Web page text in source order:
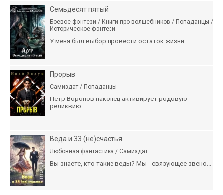
Семьдесят пятый
Боевое фэнтези / Книги про волшебников / Попаданцы /
Историческое фэнтези
У меня был выбор провести остаток жизни...
Прорыв
Самиздат / Попаданцы
Пётр Воронов наконец активирует родовую
реликвию...
Веда и 33 (не)счастья
Любовная фантастика / Самиздат
Вы знаете, кто такие веды? Мы - связующее звено...